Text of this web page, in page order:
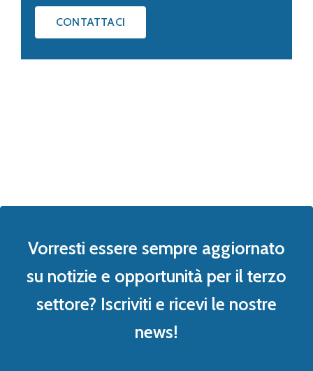
CONTATTACI
Vorresti essere sempre aggiornato
su notizie e opportunità per il terzo
settore? Iscriviti e ricevi le nostre
news!